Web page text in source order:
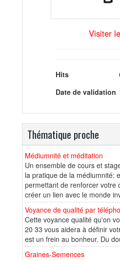
Visiter
Hits
Date de validation
Thématique proche
Médiumnité et méditation
Un ensemble de cours et
la pratique de la médiumnité:
permettant de renforcer votre
créer un lien avec le monde
Voyance de qualité par
Cette voyance qualité qu'on
20 33 vous aidera à définir
est un frein au bonheur. Du
Graines-Semences